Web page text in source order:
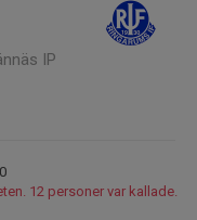
IP
12 personer var kallade.